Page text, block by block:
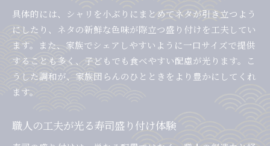
具体的には、シャリを小ぶりにまとめてネタが引き立つよう
にしたり、ネタの新鮮な色味が際立つ盛り付けを工夫してい
ます。また、家族でシェアしやすいように一口サイズで提供
することも多く、子どもでも食べやすい配慮が光ります。こ
うした調和が、家族団らんのひとときをより豊かにしてくれ
ます。
職人の工夫が光る寿司盛り付け体験